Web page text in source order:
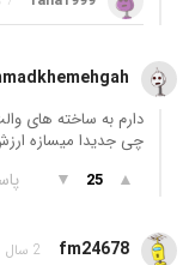
دارم به ساخته های
چی جدیدا میسازه
▲
25
▼
fm24678 2 سال قبل